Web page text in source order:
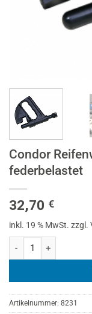
Condor
federbelastet
32,70 €
inkl. 19 % MwSt. zzgl.
Artikelnummer: 8231